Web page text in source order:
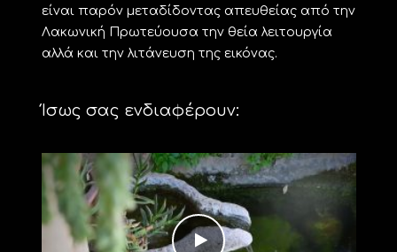
είναι παρόν μεταδίδοντας απευθείας από την
Λακωνική Πρωτεύουσα την θεία λειτουργία
αλλά και την λιτάνευση της εικόνας.
Ίσως σας ενδιαφέρουν: